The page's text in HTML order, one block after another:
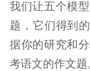
我们让五个模
题，它们得到
据你的研究和
考语文的作文题